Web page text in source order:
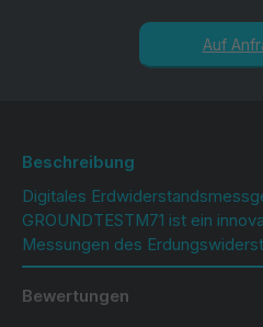
Auf
Beschreibung
Digitales
GROUNDTESTM71 ist ein
Messungen des
Bewertungen